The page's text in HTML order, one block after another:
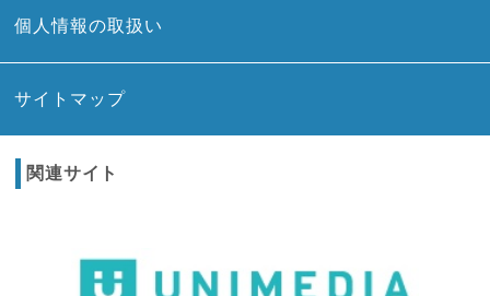
個人情報の取扱い
サイトマップ
関連サイト